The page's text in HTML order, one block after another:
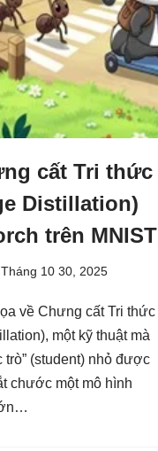
cất Tri thức
Distillation)
trên MNIST
Tháng 10 30, 2025
về Chưng cất Tri thức
một kỹ thuật mà
trò” (student) nhỏ được
chước một mô hình